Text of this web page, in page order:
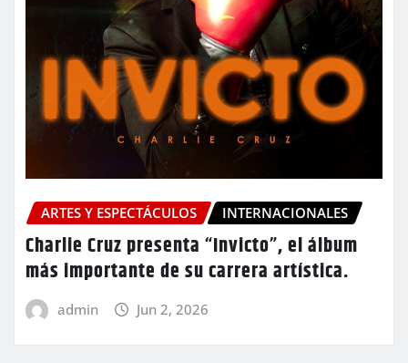
ARTES Y ESPECTÁCULOS INTERNACIONALES
Charlie Cruz presenta “Invicto”, el álbum
más importante de su carrera artística.
admin Jun 2, 2026